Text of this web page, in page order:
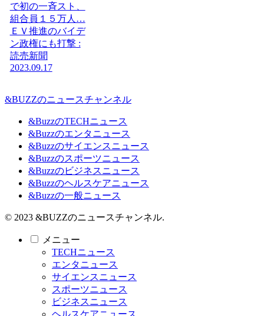
で初の一斉スト、
組合員１５万人…
ＥＶ推進のバイデ
ン政権にも打撃 :
読売新聞
2023.09.17
&BUZZのニュースチャンネル
&BuzzのTECHニュース
&Buzzのエンタニュース
&Buzzのサイエンスニュース
&Buzzのスポーツニュース
&Buzzのビジネスニュース
&Buzzのヘルスケアニュース
&Buzzの一般ニュース
© 2023 &BUZZのニュースチャンネル.
メニュー
TECHニュース
エンタニュース
サイエンスニュース
スポーツニュース
ビジネスニュース
ヘルスケアニュース